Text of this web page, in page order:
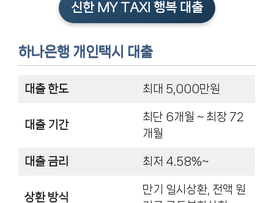
신한 MY TAXI 행복 대출
하나은행 개인택시 대출
대출 한도 최대 5,000만원
대출 기간
최단 6개월 ~ 최장 72
개월
대출 금리 최저 4.58%~
상환 방식
만기 일시상환, 전액 원